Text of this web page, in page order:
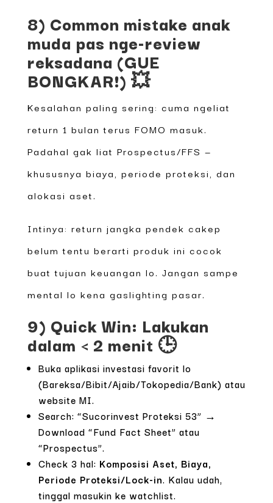
8) Common mistake anak
muda pas nge-review
reksadana (GUE
BONGKAR!) 💥
Kesalahan paling sering: cuma ngeliat
return 1 bulan terus FOMO masuk.
Padahal gak liat Prospectus/FFS —
khususnya biaya, periode proteksi, dan
alokasi aset.
Intinya: return jangka pendek cakep
belum tentu berarti produk ini cocok
buat tujuan keuangan lo. Jangan sampe
mental lo kena gaslighting pasar.
9) Quick Win: Lakukan
dalam < 2 menit 🕒
Buka aplikasi investasi favorit lo
(Bareksa/Bibit/Ajaib/Tokopedia/Bank) atau
website MI.
Search: “Sucorinvest Proteksi 53” →
Download “Fund Fact Sheet” atau
“Prospectus”.
Check 3 hal: Komposisi Aset, Biaya,
Periode Proteksi/Lock-in. Kalau udah,
tinggal masukin ke watchlist.